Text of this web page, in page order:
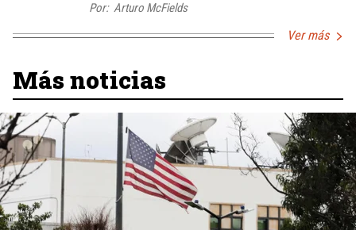
Por: Arturo McFields
Ver más
Más noticias